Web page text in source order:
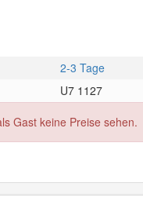
2-3 Tage
U7 1127
Gast keine Preise sehen.